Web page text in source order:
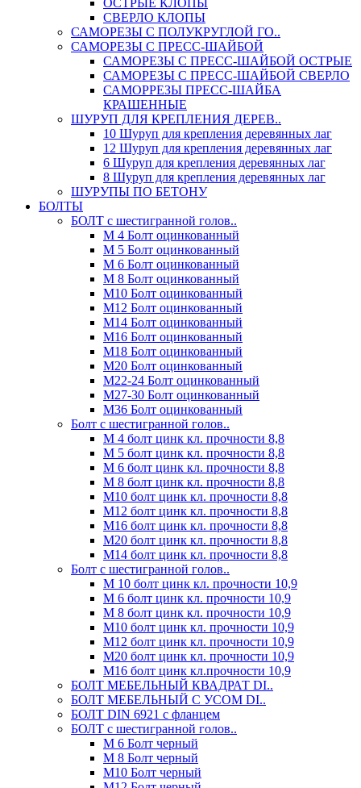
ОСТРЫЕ КЛОПЫ
СВЕРЛО КЛОПЫ
САМОРЕЗЫ С ПОЛУКРУГЛОЙ ГО..
САМОРЕЗЫ С ПРЕСС-ШАЙБОЙ
САМОРЕЗЫ С ПРЕСС-ШАЙБОЙ ОСТРЫЕ
САМОРЕЗЫ С ПРЕСС-ШАЙБОЙ СВЕРЛО
САМОРРЕЗЫ ПРЕСС-ШАЙБА
КРАШЕННЫЕ
ШУРУП ДЛЯ КРЕПЛЕНИЯ ДЕРЕВ..
10 Шуруп для крепления деревянных лаг
12 Шуруп для крепления деревянных лаг
6 Шуруп для крепления деревянных лаг
8 Шуруп для крепления деревянных лаг
ШУРУПЫ ПО БЕТОНУ
БОЛТЫ
БОЛТ с шестигранной голов..
М 4 Болт оцинкованный
М 5 Болт оцинкованный
М 6 Болт оцинкованный
М 8 Болт оцинкованный
М10 Болт оцинкованный
М12 Болт оцинкованный
М14 Болт оцинкованный
М16 Болт оцинкованный
М18 Болт оцинкованный
М20 Болт оцинкованный
М22-24 Болт оцинкованный
М27-30 Болт оцинкованный
М36 Болт оцинкованный
Болт с шестигранной голов..
М 4 болт цинк кл. прочности 8,8
М 5 болт цинк кл. прочности 8,8
М 6 болт цинк кл. прочности 8,8
М 8 болт цинк кл. прочности 8,8
М10 болт цинк кл. прочности 8,8
М12 болт цинк кл. прочности 8,8
М16 болт цинк кл. прочности 8,8
М20 болт цинк кл. прочности 8,8
М14 болт цинк кл. прочности 8,8
Болт с шестигранной голов..
М 10 болт цинк кл. прочности 10,9
М 6 болт цинк кл. прочности 10,9
М 8 болт цинк кл. прочности 10,9
М10 болт цинк кл. прочности 10,9
М12 болт цинк кл. прочности 10,9
М20 болт цинк кл. прочности 10,9
М16 болт цинк кл.прочности 10,9
БОЛТ МЕБЕЛЬНЫЙ КВАДРАТ DI..
БОЛТ МЕБЕЛЬНЫЙ С УСОМ DI..
БОЛТ DIN 6921 c фланцем
БОЛТ с шестигранной голов..
М 6 Болт черный
М 8 Болт черный
М10 Болт черный